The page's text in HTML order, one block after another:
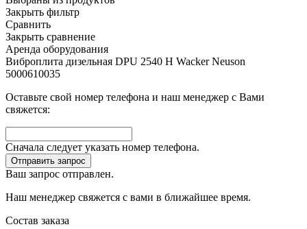
Закрыть фильтр
Сравнить
Закрыть сравнение
Аренда оборудования
Виброплита дизельная DPU 2540 H Wacker Neuson
5000610035
Оставьте свой номер телефона и наш менеджер с Вами
свяжется:
Сначала следует указать номер телефона.
Отправить запрос
Ваш запрос отправлен.
Наш менеджер свяжется с вами в ближайшее время.
Состав заказа